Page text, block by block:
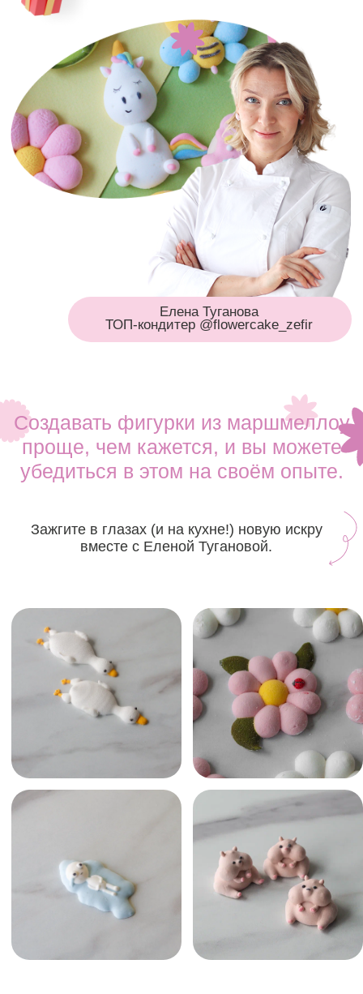
Елена Туганова
ТОП-кондитер@flowercake_zefir
Зажгите в глазах (и на кухне!) новую искру
вместе с Еленой Тугановой.
Создавать фигурки из маршмеллоу
проще, чем кажется, и вы можете
убедиться в этом на своём опыте.
Погрузимся в тему, разберёмся, что
такое маршмеллоу и как развивается
эта ниша сегодня.
Маршмеллоу: что это и его место
в современной кондитерке
Узнаем технические нюансы
приготовления, а также секретные
Технология приготовления
маршмеллоу
Обсудим, почему «мелкоштучка»
в тренде и каковы последние новости
Тренды в кондитерской сфере
Что вас ждет на вебинаре: